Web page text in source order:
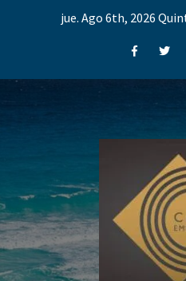
jue. Ago 6th, 2026
Facebook